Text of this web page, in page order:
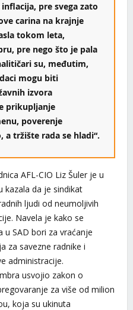
pre svega zato
carina na krajnje
tokom leta,
pre nego što je pala
su, međutim,
mogu biti
izvora
prikupljanje
poverenje
a tržište rada se hladi“.
AFL-CIO Liz Šuler je u
kazala da je sindikat
ljudi od neumoljivih
Navela je kako se
u SAD bori za vraćanje
za savezne radnike i
administracije.
usvojio zakon o
za više od milion
koja su ukinuta